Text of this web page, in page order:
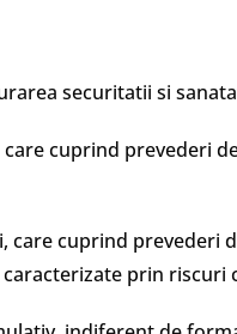
securitatii si
cuprind prevederi
care cuprind prevederi
prin riscuri